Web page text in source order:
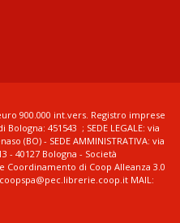
900.000 int.vers. Registro imprese
Bologna: 451543 ; SEDE LEGALE: via
(BO) - SEDE AMMINISTRATIVA: via
- 40127 Bologna - Società
di Coop Alleanza 3.0
MAIL: